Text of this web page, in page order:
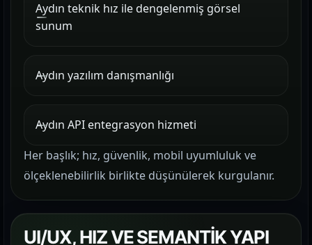
Aydın teknik hız ile dengelenmiş görsel
sunum
Aydın yazılım danışmanlığı
Aydın API entegrasyon hizmeti
Her başlık; hız, güvenlik, mobil uyumluluk ve
ölçeklenebilirlik birlikte düşünülerek kurgulanır.
UI/UX, HIZ VE SEMANTİK YAPI